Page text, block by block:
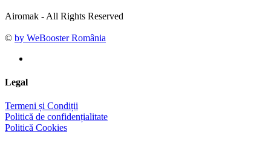
Airomak - All Rights Reserved
© by WeBooster România
Legal
Termeni și Condiții
Politică de confidențialitate
Politică Cookies